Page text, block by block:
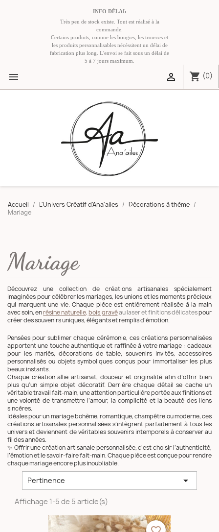
INFO DÉLAI:
Très peu de stock existe. Tout est réalisé à la
commande.
Certains produits, comme les bougies, les trousses et
les produits personnalisables nécéssitent un délai de
fabrication plus long. L'envoi se fait sous un délai de
5 à 7 jours maximum.
 shopping_cart (0)

Accueil L'Univers Créatif d'Ana'ailes
Décorations à thème
Mariage
Mariage
Découvrez une collection de créations artisanales spécialement
imaginées pour célébrer les mariages, les unions et les moments précieux
qui marquent une vie. Chaque pièce est entièrement réalisée à la main
avec soin, enrésine naturelle, bois gravéau laser et finitions délicatespour
créer des souvenirs uniques, élégants et remplis d’émotion.
Pensées pour sublimer chaque cérémonie, ces créations personnalisées
apportent une touche authentique et raffinée à votre mariage : cadeaux
pour les mariés, décorations de table, souvenirs invités, accessoires
personnalisés ou objets symboliques conçus pour immortaliser les plus
beaux instants.
Chaque création allie artisanat, douceur et originalité afin d’offrir bien
plus qu’un simple objet décoratif. Derrière chaque détail se cache un
véritable travail fait-main, une attention particulière portée aux finitions et
une volonté de transmettre l’amour, la complicité et la beauté des liens
sincères.
Idéales pour un mariage bohème, romantique, champêtre ou moderne, ces
créations artisanales personnalisées s’intègrent parfaitement à tous les
univers et deviennent de véritables souvenirs intemporels à conserver au
fil des années.
✨ Offrir une création artisanale personnalisée, c’est choisir l’authenticité,
l’émotion et le savoir-faire fait-main. Chaque pièce est conçue pour rendre
chaque mariage encore plus inoubliable.
Pertinence 
Affichage 1-5 de 5 article(s)